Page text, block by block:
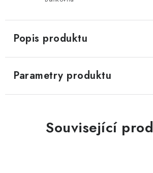
Popis produktu
Parametry produktu
Související